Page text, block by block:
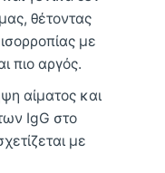
θέτοντας
με
πιο αργός.
αίματος και
IgG στο
με